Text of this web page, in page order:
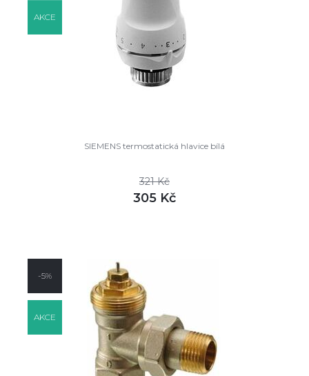
AKCE
SIEMENS termostatická hlavice bílá
321 Kč
305 Kč
-5%
AKCE